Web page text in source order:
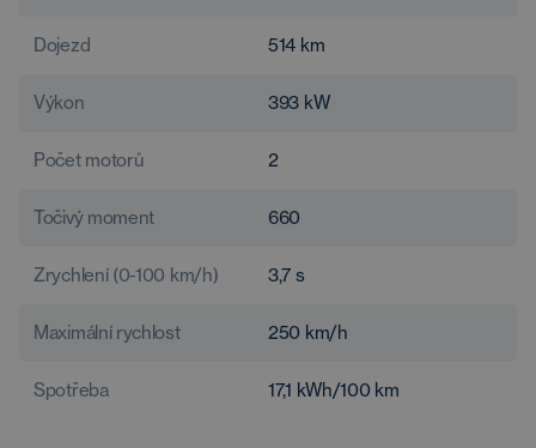
Dojezd 514 km
Výkon 393 kW
Počet motorů 2
Točivý moment 660
Zrychlení (0-100 km/h) 3,7 s
Maximální rychlost 250 km/h
Spotřeba 17,1 kWh/100 km